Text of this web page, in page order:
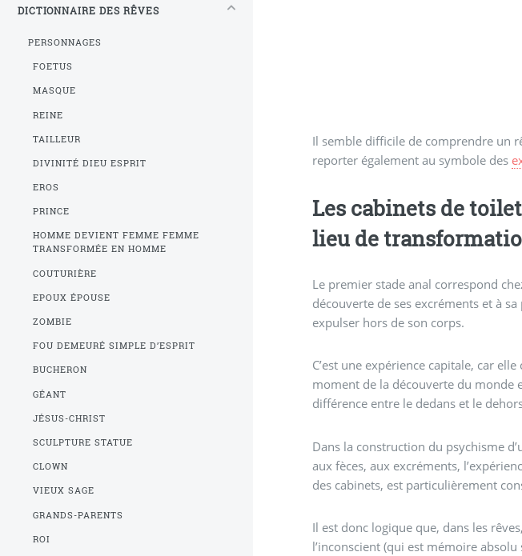
Il semble difficile de comprendre un
reporter également au symbole des
Les cabinets de
lieu de
Le premier stade anal correspond
découverte de ses excréments et à
expulser hors de son corps.
C’est une expérience capitale, car
moment de la découverte du monde
différence entre le dedans et le
Dans la construction du psychisme
aux fèces, aux excréments,
des cabinets, est particulièrement
Il est donc logique que, dans les
l’inconscient (qui est mémoire
DICTIONNAIRE DES RÊVES
PERSONNAGES
FOETUS
MASQUE
REINE
TAILLEUR
DIVINITÉ DIEU ESPRIT
EROS
PRINCE
HOMME DEVIENT FEMME FEMME
TRANSFORMÉE EN HOMME
COUTURIÈRE
EPOUX ÉPOUSE
ZOMBIE
FOU DEMEURÉ SIMPLE D’ESPRIT
BUCHERON
GÉANT
JÉSUS-CHRIST
SCULPTURE STATUE
CLOWN
VIEUX SAGE
GRANDS-PARENTS
ROI